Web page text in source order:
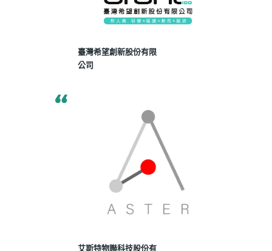
臺灣希望創新股份有限
公司
艾斯特物聯科技股份有